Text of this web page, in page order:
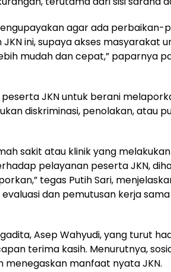
agar ada perbaikan-
ini, supaya akses masyarakat
mudah dan cepat,” paparnya
JKN untuk berani
diskriminasi, penolakan, atau
sakit atau klinik yang
pelayanan peserta JKN,
tegas Putih Sari,
dan pemutusan kerja sama
Asep Wahyudi, yang turut
terima kasih. Menurutnya,
manfaat nyata JKN.